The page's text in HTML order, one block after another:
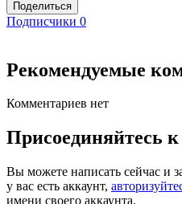
Поделиться
Подписчики 0
Рекомендуемые
Комментариев нет
Присоединяйтесь
Вы можете написать сейчас и
у вас есть аккаунт,
имени своего аккаунта.